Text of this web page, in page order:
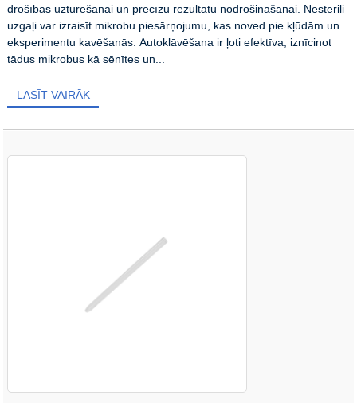
drošības uzturēšanai un precīzu rezultātu nodrošināšanai. Nesterili
uzgaļi var izraisīt mikrobu piesārņojumu, kas noved pie kļūdām un
eksperimentu kavēšanās. Autoklāvēšana ir ļoti efektīva, iznīcinot
tādus mikrobus kā sēnītes un...
LASĪT VAIRĀK